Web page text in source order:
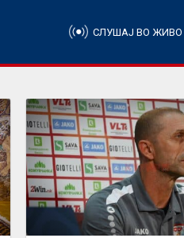
СЛУШАЈ ВО ЖИВО